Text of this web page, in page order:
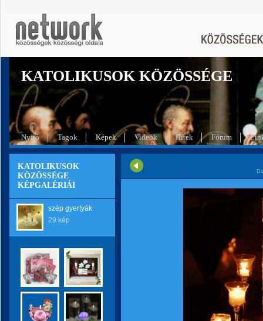
KATOLIKUSOK KÖZÖSSÉGE
Nyitó Tagok Képek Videók Hírek Fórum
KATOLIKUSOK
KÖZÖSSÉGE
KÉPGALÉRIÁI
szép gyertyák
29 kép